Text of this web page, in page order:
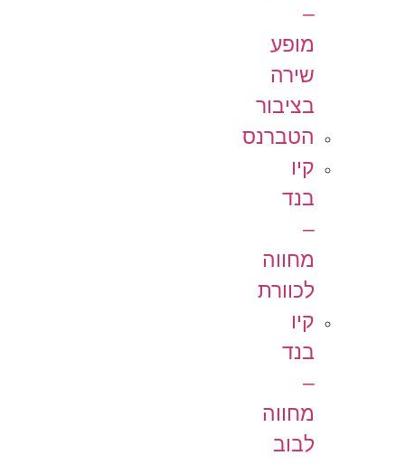
–
מופע
שירה
בציבור
הטברנס
קיו
בנד
–
מחווה
לכוורת
קיו
בנד
–
מחווה
לבוב